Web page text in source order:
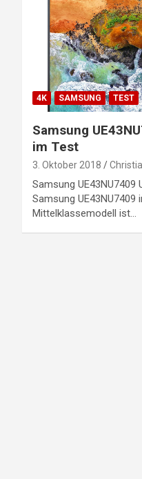
4K SAMSUNG TEST
Samsung
im Test
3. Oktober 2018
Samsung UE43NU7409
Samsung
Mittelklassemodell ist…